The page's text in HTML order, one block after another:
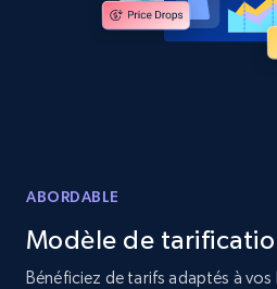
Title, Seller name, Brand,
price, Currency, Availability,
Amazon products global
Collecting products by
ABORDABLE
Modèle de
Bénéficiez de tarifs adaptés à